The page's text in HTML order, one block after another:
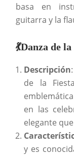
basa en
guitarra y la
💃Danza de
Descripción
de la
en las
elegante
y es